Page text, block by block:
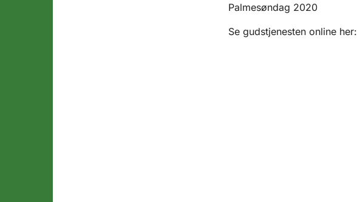
Palmesøndag 2020
Se gudstjenesten online her: